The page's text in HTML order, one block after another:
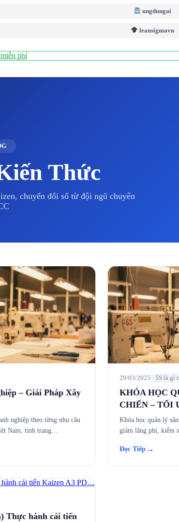
ungdungai
leansigmavn
phí
Thức
chuyển đổi số từ đội ngũ chuyên
– Giải Pháp Xây
nghiệp theo từng nhu cầu
Nam, tình trạng…
29/03/2025 5S là gì
KHÓA HỌC
CHIẾN – TỐI
Khóa học quản lý
giảm lãng phí, kiểm
Đọc Tiếp →
Thực hành cải tiến